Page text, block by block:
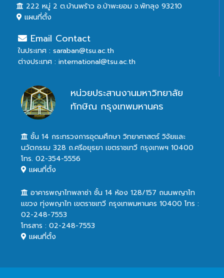
222 หมู่ 2 ต.บ้านพร้าว อ.ป่าพะยอม จ.พัทลุง 93210
แผนที่ตั้ง
Email Contact
ในประเทศ : saraban@tsu.ac.th
ต่างประเทศ : international@tsu.ac.th
หน่วยประสานงานมหาวิทยาลัย
ทักษิณ กรุงเทพมหานคร
ชั้น 14 กระทรวงการอุดมศึกษา วิทยาศาสตร์ วิจัยและ
นวัตกรรม 328 ถ.ศรีอยุธยา เขตราชเทวี กรุงเทพฯ 10400
โทร. 02-354-5556
แผนที่ตั้ง
อาคารพญาไทพลาซ่า ชั้น 14 ห้อง 128/157 ถนนพญาไท
แขวง ทุ่งพญาไท เขตราชเทวี กรุงเทพมหานคร 10400 โทร :
02-248-7553
โทรสาร : 02-248-7553
แผนที่ตั้ง